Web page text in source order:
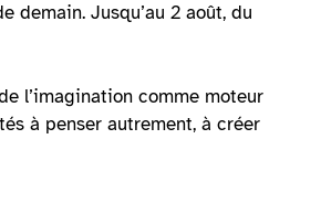
Jusqu’au 2 août, du
l’imagination comme moteur
à penser autrement, à créer